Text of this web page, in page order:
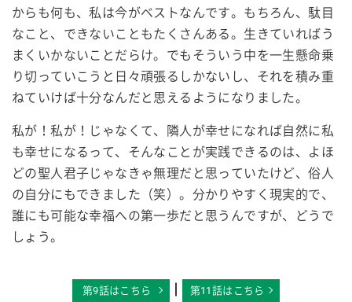
からも何も、私は今がベストなんです。もちろん、駄目
なこと、できないこともたくさんある。生きていればう
まくいかないことだらけ。でもそういう中を一生懸命乗
り切っていこうと日々頑張るしかないし、それを積み重
ねていけば十分なんだと思えるようになりました。
私が！私が！じゃなくて、隣人が幸せになれば自然に私
も幸せになるって、そんなことが実践できるのは、よほ
どの聖人君子じゃなきゃ無理だと思っていたけど、俗人
の自分にもできました（笑）。分かりやすく現実的で、
誰にも可能な幸福への第一歩だと思うんですが、どうで
しょう。
第9話はこちら 第11話はこちら